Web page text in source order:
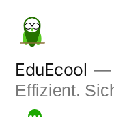
Zum
Inhalt
springen
EduEcool
Effizient.